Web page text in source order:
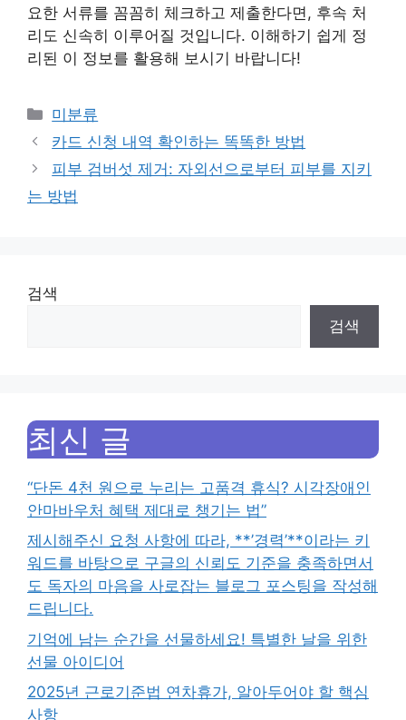
요한 서류를 꼼꼼히 체크하고 제출한다면, 후속 처
리도 신속히 이루어질 것입니다. 이해하기 쉽게 정
리된 이 정보를 활용해 보시기 바랍니다!
Categories
미분류
카드 신청 내역 확인하는 똑똑한 방법
피부 검버섯 제거: 자외선으로부터 피부를 지키
는 방법
검색
검색
최신 글
“단돈 4천 원으로 누리는 고품격 휴식? 시각장애인
안마바우처 혜택 제대로 챙기는 법”
제시해주신 요청 사항에 따라, **’경력’**이라는 키
워드를 바탕으로 구글의 신뢰도 기준을 충족하면서
도 독자의 마음을 사로잡는 블로그 포스팅을 작성해
드립니다.
기억에 남는 순간을 선물하세요! 특별한 날을 위한
선물 아이디어
2025년 근로기준법 연차휴가, 알아두어야 할 핵심
사항